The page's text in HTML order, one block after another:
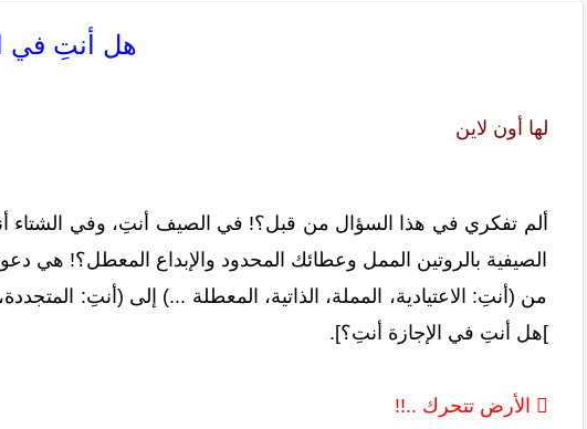
هل أنتِ في
لها أون لاين
ألم تفكري في هذا السؤال من قبل؟! في الصيف أنتِ، وفي الشتاء
الصيفية بالروتين الممل وعطائك المحدود والإبداع المعطل؟! هي
من (أنتِ: الاعتيادية، المملة، الذاتية، المعطلة ...) إلى (أنتِ:
]هل أنتِ في الإجازة أنتِ؟].
 الأرض تتحرك ..!!